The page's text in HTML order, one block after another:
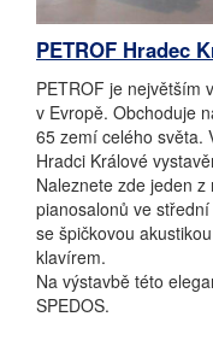
PETROF Hradec
PETROF je největším
v Evropě. Obchoduje
65 zemí celého světa.
Hradci Králové
Naleznete zde jeden
pianosalonů ve
se špičkovou
klavírem.
Na výstavbě této
SPEDOS.